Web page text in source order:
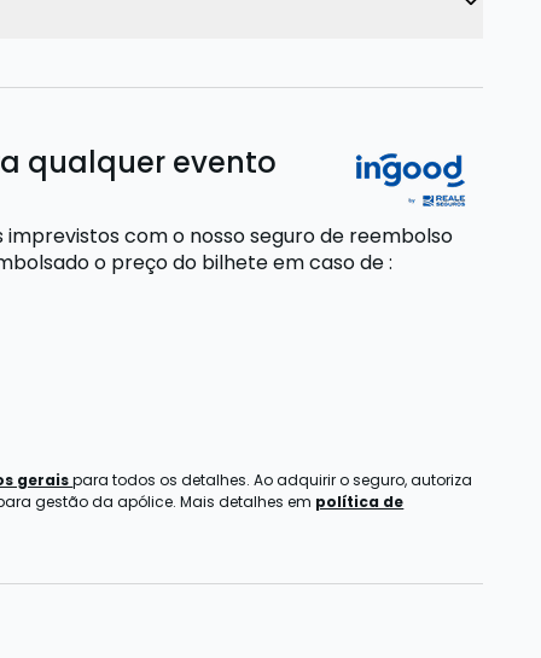
qualquer evento
com o nosso seguro de reembolso
o preço do bilheteem caso de:
geraispara todos os detalhes. Ao adquirir o seguro, autoriza
gestão da apólice. Mais detalhes em política de